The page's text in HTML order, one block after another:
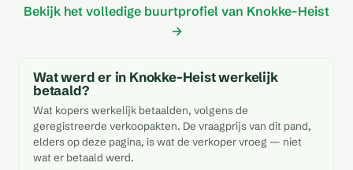
Bekijk het volledige buurtprofiel van Knokke-Heist
→
Wat werd er in Knokke-Heist werkelijk
betaald?
Wat kopers werkelijk betaalden, volgens de
geregistreerde verkoopakten. De vraagprijs van dit pand,
elders op deze pagina, is wat de verkoper vroeg — niet
wat er betaald werd.